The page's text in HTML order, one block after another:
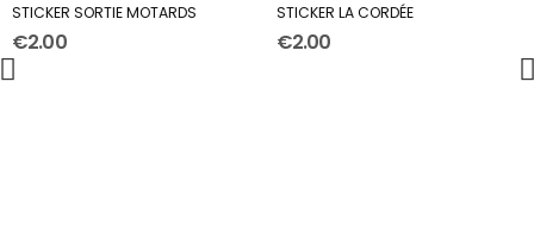
STICKER SORTIE MOTARDS
€2.00
STICKER LA CORDÉE
€2.00